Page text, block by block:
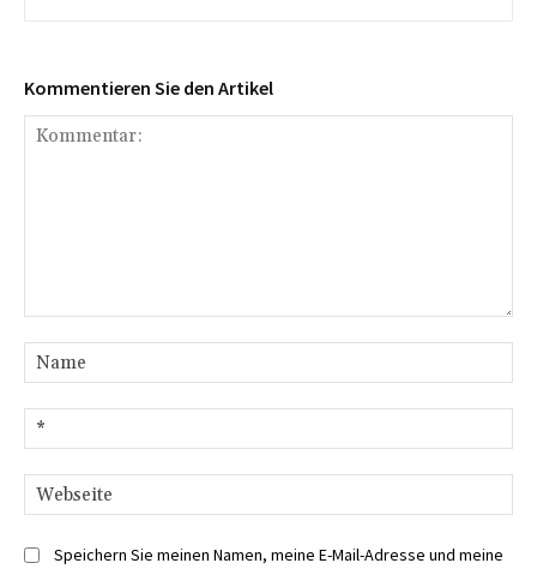
Kommentieren Sie den Artikel
Speichern Sie meinen Namen, meine E-Mail-Adresse und meine